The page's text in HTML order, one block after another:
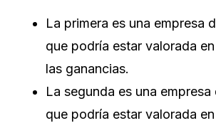
La primera es una empresa
que podría estar valorada
las ganancias.
La segunda es una
que podría estar valorada